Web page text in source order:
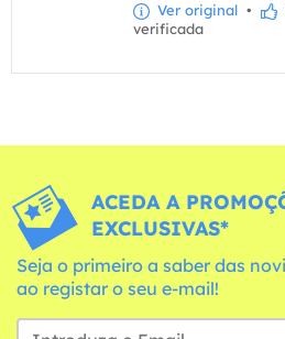
Ver original •
verificada
ACEDA A
EXCLUSIVAS*
Seja o primeiro a saber das
ao registar o seu e-mail!